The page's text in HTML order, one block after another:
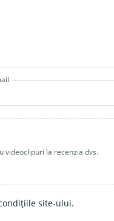
videoclipuri la recenzia dvs.
site-ului.